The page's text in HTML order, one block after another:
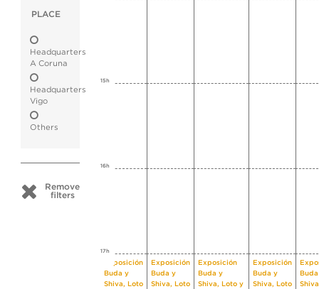
PLACE
Headquarters
A Coruna
Headquarters
Vigo
Others
Remove
filters
15h
16h
17h
Exposición
Buda y
Shiva, Loto
Exposición
Buda y
Shiva, Loto
Exposición
Buda y
Shiva, Loto y
Exposición
Buda y
Shiva, Loto